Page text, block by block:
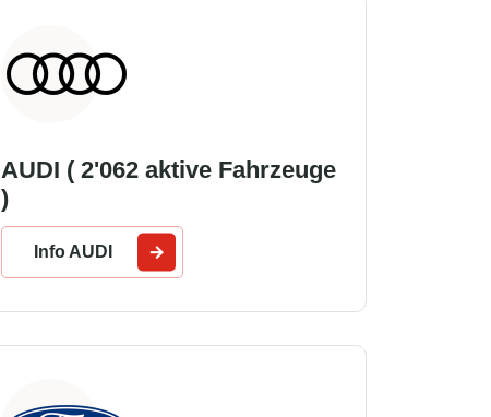
AUDI ( 2'062 aktive Fahrzeuge
)
Info AUDI